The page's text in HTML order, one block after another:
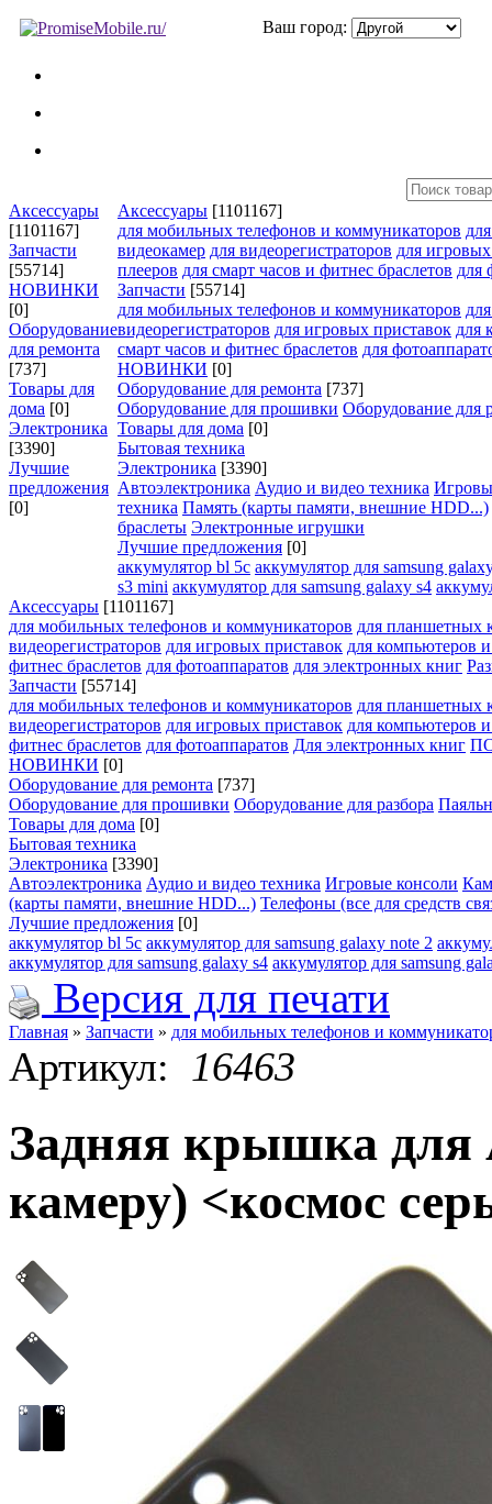
Ваш город:
Аксессуары
[1101167]
Запчасти
[55714]
НОВИНКИ
[0]
Оборудование
для ремонта
[737]
Товары для
дома [0]
Электроника
[3390]
Лучшие
предложения
[0]
Аксессуары [1101167]
для мобильных телефонов и коммуникаторов
видеокамер для видеорегистраторов для
плееров для смарт часов и фитнес браслетов для
Запчасти [55714]
для мобильных телефонов и коммуникаторов
видеорегистраторов для игровых приставок для
смарт часов и фитнес браслетов для
НОВИНКИ [0]
Оборудование для ремонта [737]
Оборудование для прошивки Оборудование для
Товары для дома [0]
Бытовая техника
Электроника [3390]
Автоэлектроника Аудио и видео техника
техника Память (карты памяти, внешние HDD...)
браслеты Электронные игрушки
Лучшие предложения [0]
аккумулятор bl 5c аккумулятор для samsung
s3 mini аккумулятор для samsung galaxy s4
Аксессуары [1101167]
для мобильных телефонов и коммуникаторов для планшетных
видеорегистраторов для игровых приставок для компьютеров
фитнес браслетов для фотоаппаратов для электронных книг
Запчасти [55714]
для мобильных телефонов и коммуникаторов для планшетных
видеорегистраторов для игровых приставок для компьютеров
фитнес браслетов для фотоаппаратов Для электронных книг
НОВИНКИ [0]
Оборудование для ремонта [737]
Оборудование для прошивки Оборудование для разбора
Товары для дома [0]
Бытовая техника
Электроника [3390]
Автоэлектроника Аудио и видео техника Игровые консоли
(карты памяти, внешние HDD...) Телефоны (все для средств
Лучшие предложения [0]
аккумулятор bl 5c аккумулятор для samsung galaxy note 2
аккумулятор для samsung galaxy s4 аккумулятор для samsung
Версия для печати
Главная » Запчасти » для мобильных телефонов и
Артикул: 16463
Задняя крышка для
камеру) <космос